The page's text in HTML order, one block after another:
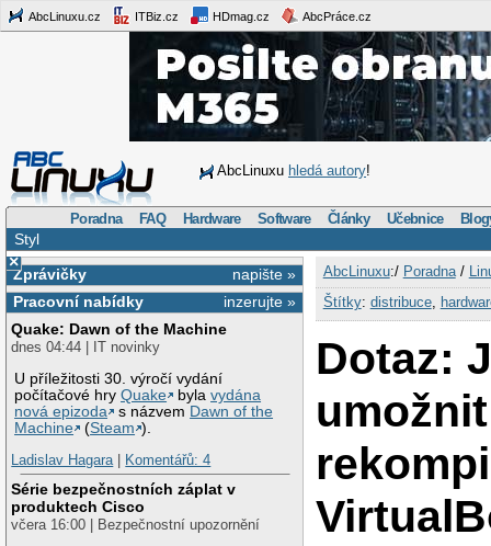
AbcLinuxu.cz ITBiz.cz HDmag.cz AbcPráce.cz
AbcLinuxu hledá autory!
Poradna FAQ Hardware Software Články Učebnice
Styl
×
napište »
Zprávičky
inzerujte »
Pracovní nabídky
Quake: Dawn of the Machine
dnes 04:44 | IT novinky
U příležitosti 30. výročí vydání
počítačové hryQuake bylavydána
nová epizoda
s názvem Dawn of the
Machine
(Steam ).
Ladislav Hagara| Komentářů: 4
Série bezpečnostních záplat v
produktech Cisco
včera 16:00 | Bezpečnostní upozornění
AbcLinuxu:/ Poradna/
Štítky: distribuce,
Dotaz:
umožnit